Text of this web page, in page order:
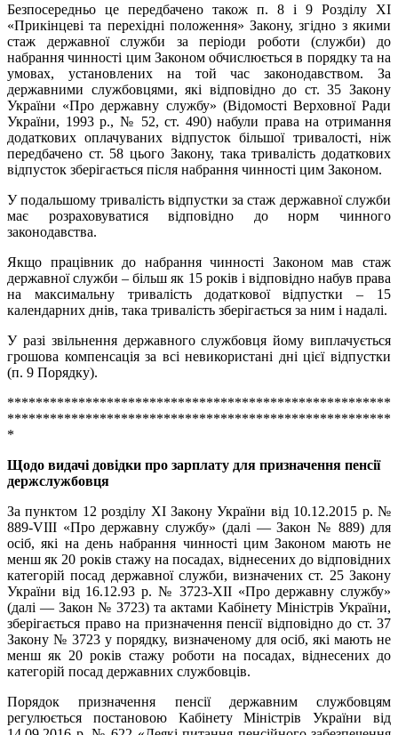
Безпосередньо це передбачено також п. 8 і 9 Розділу XI
«Прикінцеві та перехідні положення» Закону, згідно з якими
стаж державної служби за періоди роботи (служби) до
набрання чинності цим Законом обчислюється в порядку та на
умовах, установлених на той час законодавством. За
державними службовцями, які відповідно до ст. 35 Закону
України «Про державну службу» (Відомості Верховної Ради
України, 1993 р., № 52, ст. 490) набули права на отримання
додаткових оплачуваних відпусток більшої тривалості, ніж
передбачено ст. 58 цього Закону, така тривалість додаткових
відпусток зберігається після набрання чинності цим Законом.
У подальшому тривалість відпустки за стаж державної служби
має розраховуватися відповідно до норм чинного
законодавства.
Якщо працівник до набрання чинності Законом мав стаж
державної служби – більш як 15 років і відповідно набув права
на максимальну тривалість додаткової відпустки – 15
календарних днів, така тривалість зберігається за ним і надалі.
У разі звільнення державного службовця йому виплачується
грошова компенсація за всі невикористані дні цієї відпустки
(п. 9 Порядку).
******************************************************
******************************************************
*
Щодо видачі довідки про зарплату для призначення пенсії
держслужбовця
За пунктом 12 розділу XI Закону України від 10.12.2015 р. №
889-VІІІ «Про державну службу» (далі — Закон № 889) для
осіб, які на день набрання чинності цим Законом мають не
менш як 20 років стажу на посадах, віднесених до відповідних
категорій посад державної служби, визначених ст. 25 Закону
України від 16.12.93 р. № 3723-ХІІ «Про державну службу»
(далі — Закон № 3723) та актами Кабінету Міністрів України,
зберігається право на призначення пенсії відповідно до ст. 37
Закону № 3723 у порядку, визначеному для осіб, які мають не
менш як 20 років стажу роботи на посадах, віднесених до
категорій посад державних службовців.
Порядок призначення пенсії державним службовцям
регулюється постановою Кабінету Міністрів України від